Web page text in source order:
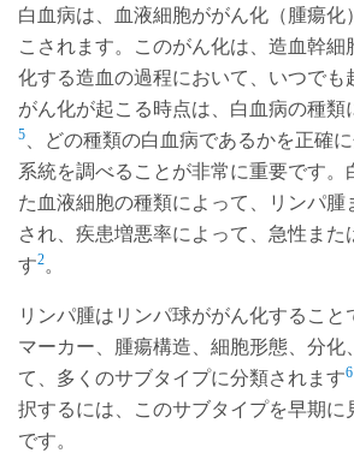
白血病は、血液細胞ががん化（腫瘍化
こされます。このがん化は、造血幹細
化する造血の過程において、いつでも
がん化が起こる時点は、白血病の種類
5
、どの種類の白血病であるかを正確
系統を調べることが非常に重要です。
た血液細胞の種類によって、リンパ腫
され、疾患増悪率によって、急性また
す2。
リンパ腫はリンパ球ががん化するこ
マーカー、腫瘍構造、細胞形態、分化
て、多くのサブタイプに分類されます6
択するには、このサブタイプを早期に
です。